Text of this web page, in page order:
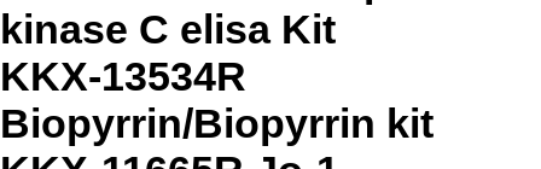
kinase C elisa Kit
KKX-13534R
Biopyrrin/Biopyrrin kit